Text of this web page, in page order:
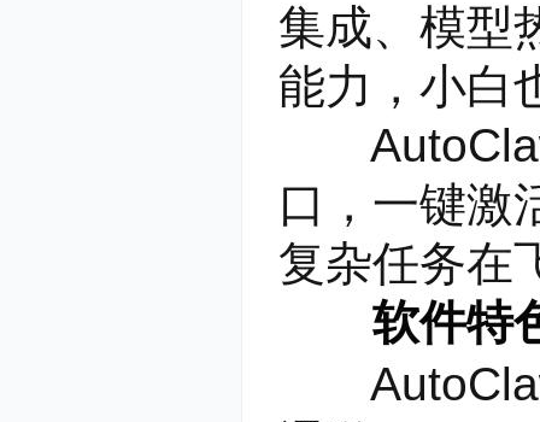
集成、模型
能力，小白
口，一键激
复杂任务在
软件特